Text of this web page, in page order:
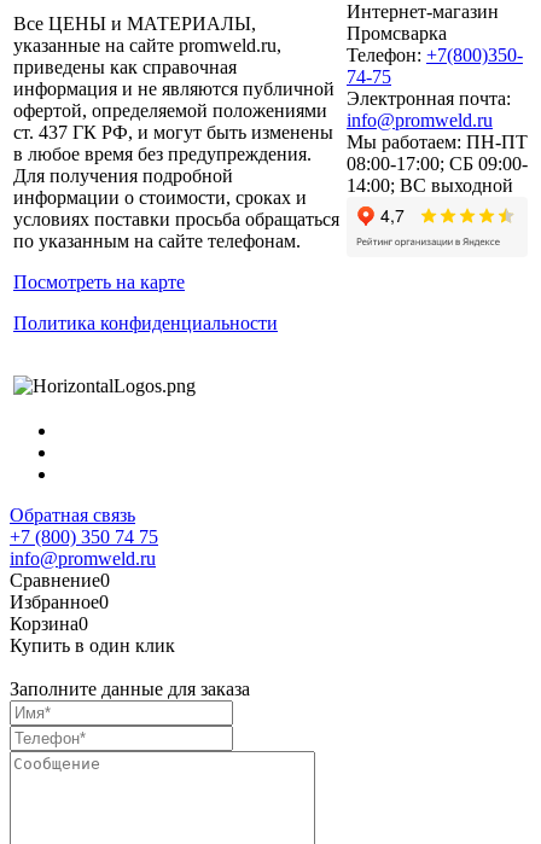
Все ЦЕНЫ и МАТЕРИАЛЫ,
указанные на сайте promweld.ru,
приведены как справочная
информация и не являются публичной
офертой, определяемой положениями
ст. 437 ГК РФ, и могут быть изменены
в любое время без предупреждения.
Для получения подробной
информации о стоимости, сроках и
условиях поставки просьба обращаться
по указанным на сайте телефонам.
Посмотреть на карте
Политика конфиденциальности
Интернет-магазин
Промсварка
Телефон: +7(800)350-
74-75
Электронная почта:
info@promweld.ru
Мы работаем: ПН-ПТ
08:00-17:00; СБ 09:00-
14:00; ВС выходной
Обратная связь
+7 (800) 350 74 75
info@promweld.ru
Сравнение0
Избранное0
Корзина0
Купить в один клик
Заполните данные для заказа